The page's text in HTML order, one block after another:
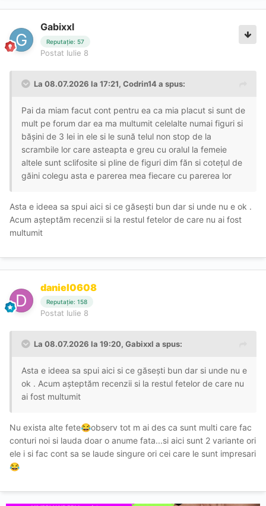
Gabixxl
Reputație: 57
Postat Iulie 8
La 08.07.2026 la 17:21, Codrin14a spus:
Pai da miam facut cont pentru ea ca mia placut si sunt de
mult pe forum dar ea ma multumit celelalte numai figuri si
bășini de 3 lei in ele si le sună telul non stop de la
scrambile lor care asteapta e greu cu oralul la femeie
altele sunt sclifosite si pline de figuri dim făn si cotețul de
găini colegu asta e parerea mea fiecare cu parerea lor
Asta e ideea sa spui aici si ce găsești bun dar si unde nu e ok .
Acum așteptăm recenzii si la restul fetelor de care nu ai fost
multumit
daniel0608
Reputație: 158
Postat Iulie 8
La 08.07.2026 la 19:20, Gabixxl a spus:
Asta e ideea sa spui aici si ce găsești bun dar si unde nu e
ok . Acum așteptăm recenzii si la restul fetelor de care nu
ai fost multumit
Nu exista alte fete😂observ tot m ai des ca sunt multi care fac
conturi noi si lauda doar o anume fata...si aici sunt 2 variante ori
ele i si fac cont sa se laude singure ori cei care le sunt impresari
😂